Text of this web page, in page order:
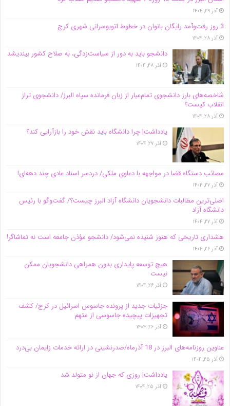
آذر ۲۹, ۱۴۰۴
3 روز رفت‌وآمد رایگان بانوان در خطوط اتوبوسرانی شهری کرج
آذر ۲۸, ۱۴۰۴
دانشجو باید به دور از سیاست‌زدگی، به صلاح کشور بیندیشد
آذر ۲۸, ۱۴۰۴
شاخصه‌های بارز دانشجوی تمام‌عیار از زبان فرمانده سپاه البرز/ دانشجوی تراز
انقلاب کیست؟
آذر ۲۸, ۱۴۰۴
یادداشت| چرا دانشگاه باید نقش خود را بازآرایی کند؟
آذر ۲۷, ۱۴۰۴
مصائب دستگاه قضا در مواجهه با دعاوی ملکی/ دردسر اسناد عادی چند‌ دهه‌ای!
آذر ۲۷, ۱۴۰۴
اصلی‌ترین مطالبات دانشجویان دانشگاه آزاد البرز چیست؟/ گفت‌وگو با رئیس
دانشگاه آز‌اد
آذر ۲۷, ۱۴۰۴
هشداری تاریخی که هنوز شنیده نمی‌شود/ دانشجو مؤذن جامعه است نه تماشاگر!
آذر ۲۶, ۱۴۰۴
هیچ توسعه پایداری بدون همراهی دانشجویان ممکن
نیست
آذر ۲۶, ۱۴۰۴
جزئیات جدید از پرونده جاسوس اسرائیل در کرج/‌ کشف
تجهیزات پیچیده جاسوسی از متهم
آذر ۲۶, ۱۴۰۴
عناوین روزنامه‌های البرز در ‌18 آذرماه/صدرنشینی در ارائه خدمات زایمان بی‌درد
آذر ۲۵, ۱۴۰۴
یادداشت| روزی که جهان از نو متولد شد
آذر ۲۵, ۱۴۰۴